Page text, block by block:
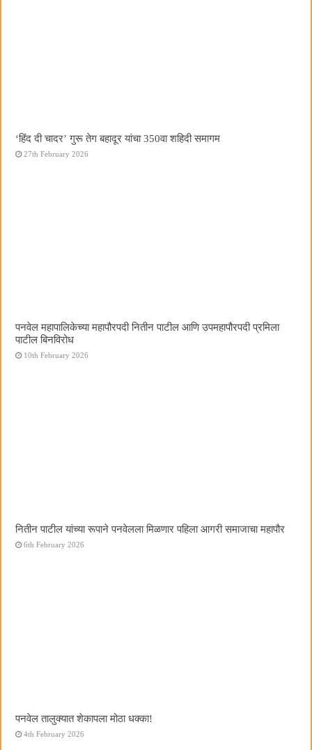
‘हिंद दी चादर’ गुरू तेग बहादूर यांचा 350वा शहिदी समागम
27th February 2026
पनवेल महापालिकेच्या महापौरपदी नितीन पाटील आणि उपमहापौरपदी प्रमिला
पाटील बिनविरोध
10th February 2026
नितीन पाटील यांच्या रूपाने पनवेलला मिळणार पहिला आगरी समाजाचा महापौर
6th February 2026
पनवेल तालुक्यात शेकापला मोठा धक्का!
4th February 2026